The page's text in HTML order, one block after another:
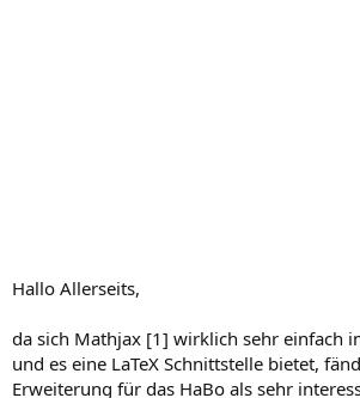
Hallo Allerseits,
da sich Mathjax [1] wirklich sehr einfach
und es eine LaTeX Schnittstelle bietet,
Erweiterung für das HaBo als sehr